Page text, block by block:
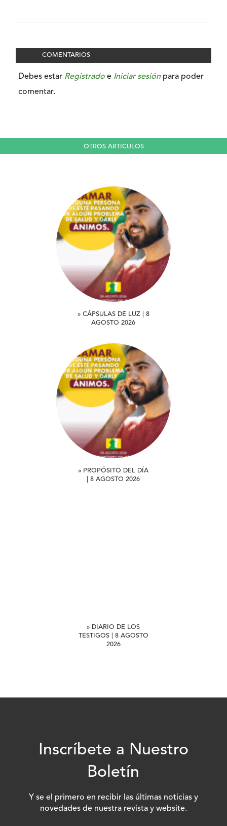
COMENTARIOS
Debes estar Registrado e Iniciar sesión para poder
comentar.
OTROS ARTICULOS
» CÁPSULAS DE LUZ | 8
AGOSTO 2026
» PROPÓSITO DEL DÍA
| 8 AGOSTO 2026
» DIARIO DE LOS
TESTIGOS | 8 AGOSTO
2026
Inscríbete a Nuestro
Boletín
Y se el primero en recibir las últimas noticias y
novedades de nuestra revista y website.